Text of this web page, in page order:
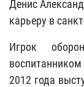
Денис
карьеру в
Игрок
2012 года